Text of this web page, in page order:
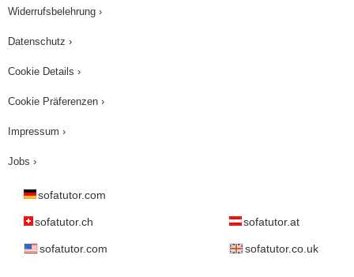
Widerrufsbelehrung ›
Datenschutz ›
Cookie Details ›
Cookie Präferenzen ›
Impressum ›
Jobs ›
sofatutor.com
sofatutor.ch sofatutor.at
sofatutor.com sofatutor.co.uk